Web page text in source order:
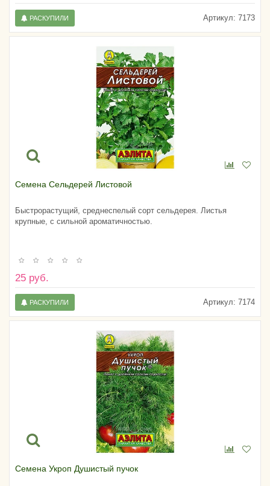
Артикул: 7173
РАСКУПИЛИ
Семена Сельдерей Листовой
Быстрорастущий, среднеспелый сорт сельдерея. Листья
крупные, с сильной ароматичностью.
25 руб.
Артикул: 7174
РАСКУПИЛИ
Семена Укроп Душистый пучок